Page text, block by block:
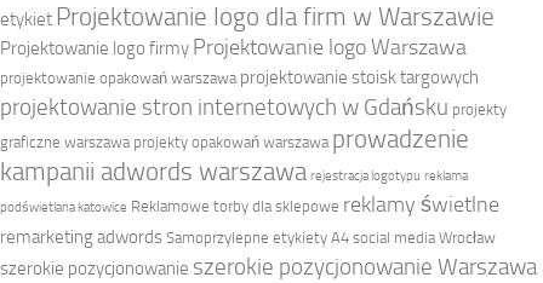
etykiet Projektowanie logo dla firm w Warszawie
Projektowanie logo firmy Projektowanie logo Warszawa
projektowanie opakowań warszawa projektowanie stoisk targowych
projektowanie stron internetowych w Gdańsku projekty
graficzne warszawa projekty opakowań warszawa prowadzenie
kampanii adwords warszawa rejestracja logotypu reklama
podświetlana katowice Reklamowe torby dla sklepowe reklamy świetlne
remarketing adwords Samoprzylepne etykiety A4 social media Wrocław
szerokie pozycjonowanie szerokie pozycjonowanie Warszawa